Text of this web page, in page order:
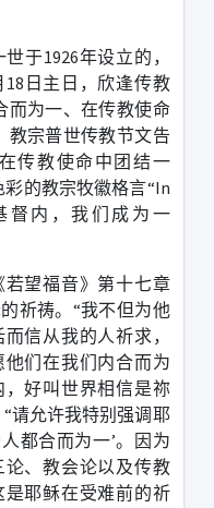
世于1926年设立的，
18 日主日，欣逢传教
而为一、在传教使命
教宗普世传教节文告
传教使命中团结一
的教宗牧徽格言“In
督内，我们成为一
望福音》第十七章
祈祷。 “我不但为他
信从我的人祈求，
们在我们内合而为
好叫世界相信是祢
“请允许我特别强调耶
都合而为一’。因为
、教会论以及传教
耶稣在受难前的祈